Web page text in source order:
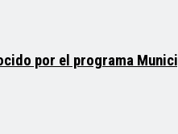
por el programa